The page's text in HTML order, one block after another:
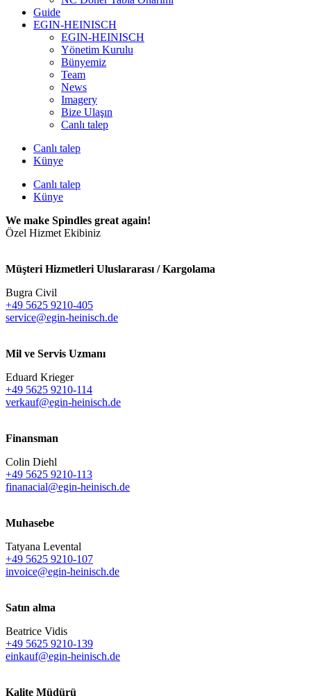
Guide
EGIN-HEINISCH
EGIN-HEINISCH
Yönetim Kurulu
Bünyemiz
Team
News
Imagery
Bize Ulaşın
Canlı talep
Canlı talep
Künye
Canlı talep
Künye
We make Spindles great again!
Özel Hizmet Ekibiniz
Müşteri Hizmetleri Uluslararası / Kargolama
Bugra Civil
+49 5625 9210-405
service@egin-heinisch.de
Mil ve Servis Uzmanı
Eduard Krieger
+49 5625 9210-114
verkauf@egin-heinisch.de
Finansman
Colin Diehl
+49 5625 9210-113
finanacial@egin-heinisch.de
Muhasebe
Tatyana Levental
+49 5625 9210-107
invoice@egin-heinisch.de
Satın alma
Beatrice Vidis
+49 5625 9210-139
einkauf@egin-heinisch.de
Kalite Müdürü